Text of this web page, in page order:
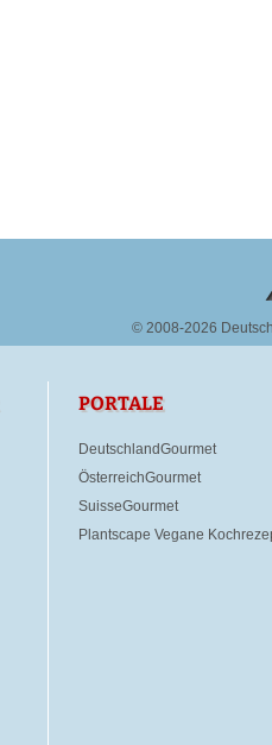
© 2008-2026
PORTALE
DeutschlandGourmet
ÖsterreichGourmet
SuisseGourmet
Plantscape Vegane